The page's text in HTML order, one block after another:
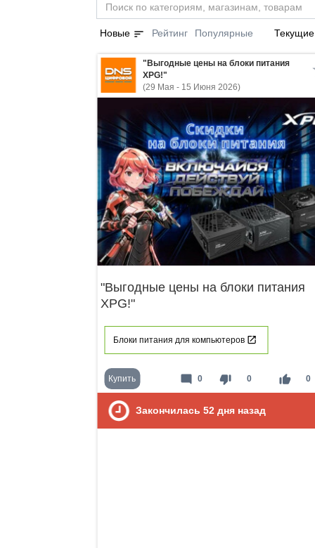
Новые sort Рейтинг Популярные Текущие
"Выгодные цены на блоки питания
XPG!"
(29 Мая - 15 Июня 2026)
"Выгодные цены на блоки питания
XPG!"
Блоки питания для компьютеров
Купить thumb_down 0 thumb_up 0
mode_comment 0
Закончилась 52 дня назад